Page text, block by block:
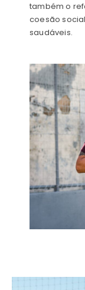
também o
coesão
saudáveis.